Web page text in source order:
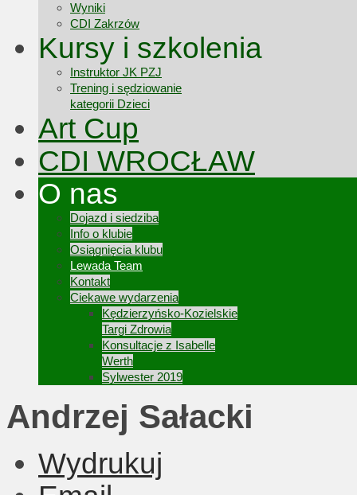
Wyniki
CDI Zakrzów
Kursy i szkolenia
Instruktor JK PZJ
Trening i sędziowanie
kategorii Dzieci
Art Cup
CDI WROCŁAW
O nas
Dojazd i siedziba
Info o klubie
Osiągnięcia klubu
Lewada Team
Kontakt
Ciekawe wydarzenia
Kędzierzyńsko-Kozielskie
Targi Zdrowia
Konsultacje z Isabelle
Werth
Sylwester 2019
Andrzej Sałacki
Wydrukuj